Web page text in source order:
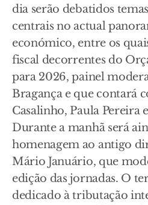
dia serão debatidos
centrais no actual
económico, entre os
fiscal decorrentes do
para 2026, painel
Bragança e que contará
Casalinho, Paula Pereira
Durante a manhã será
homenagem ao antigo
Mário Januário, que
edição das jornadas. O
dedicado à tributação